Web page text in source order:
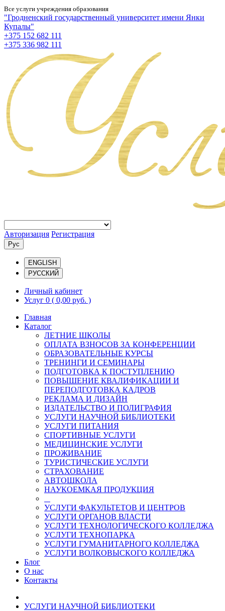
Все услуги учреждения образования
"Гродненский государственный университет имени Янки
Купалы"
+375 152 682 111
+375 336 982 111
Авторизация Регистрация
Рус
ENGLISH
РУССКИЙ
Личный кабинет
Услуг 0 ( 0,00 руб. )
Главная
Каталог
ЛЕТНИЕ ШКОЛЫ
ОПЛАТА ВЗНОСОВ ЗА КОНФЕРЕНЦИИ
ОБРАЗОВАТЕЛЬНЫЕ КУРСЫ
ТРЕНИНГИ И СЕМИНАРЫ
ПОДГОТОВКА К ПОСТУПЛЕНИЮ
ПОВЫШЕНИЕ КВАЛИФИКАЦИИ И
ПЕРЕПОДГОТОВКА КАДРОВ
РЕКЛАМА И ДИЗАЙН
ИЗДАТЕЛЬСТВО И ПОЛИГРАФИЯ
УСЛУГИ НАУЧНОЙ БИБЛИОТЕКИ
УСЛУГИ ПИТАНИЯ
СПОРТИВНЫЕ УСЛУГИ
МЕДИЦИНСКИЕ УСЛУГИ
ПРОЖИВАНИЕ
ТУРИСТИЧЕСКИЕ УСЛУГИ
СТРАХОВАНИЕ
АВТОШКОЛА
НАУКОЕМКАЯ ПРОДУКЦИЯ
УСЛУГИ ФАКУЛЬТЕТОВ И ЦЕНТРОВ
УСЛУГИ ОРГАНОВ ВЛАСТИ
УСЛУГИ ТЕХНОЛОГИЧЕСКОГО КОЛЛЕДЖА
УСЛУГИ ТЕХНОПАРКА
УСЛУГИ ГУМАНИТАРНОГО КОЛЛЕДЖА
УСЛУГИ ВОЛКОВЫСКОГО КОЛЛЕДЖА
Блог
О нас
Контакты
УСЛУГИ НАУЧНОЙ БИБЛИОТЕКИ